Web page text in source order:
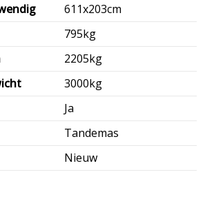
611x203cm
795kg
2205kg
3000kg
Ja
Tandemas
Nieuw